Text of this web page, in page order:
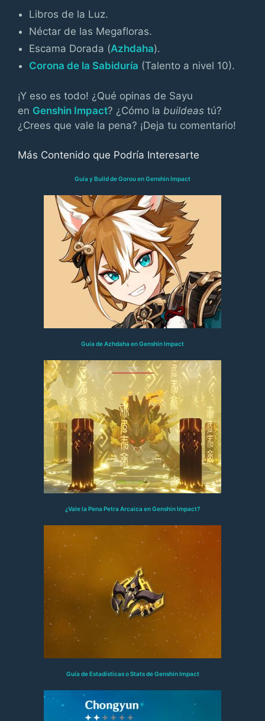
Libros de la Luz.
Néctar de las Megafloras.
Escama Dorada (Azhdaha).
Corona de la Sabiduría (Talento a nivel 10).
¡Y eso es todo! ¿Qué opinas de Sayu
en Genshin Impact? ¿Cómo la buildeas tú?
¿Crees que vale la pena? ¡Deja tu comentario!
Más Contenido que Podría Interesarte
Guía y Build de Gorou en Genshin Impact
Guía de Azhdaha en Genshin Impact
¿Vale la Pena Petra Arcaica en Genshin Impact?
Guía de Estadísticas o Stats de Genshin Impact